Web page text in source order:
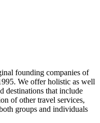
founding companies of
We offer holistic as well
destinations that include
of other travel services,
groups and individuals